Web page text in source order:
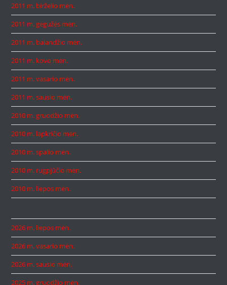
2011 m. birželio mėn.
2011 m. gegužės mėn.
2011 m. balandžio mėn.
2011 m. kovo mėn.
2011 m. vasario mėn.
2011 m. sausio mėn.
2010 m. gruodžio mėn.
2010 m. lapkričio mėn.
2010 m. spalio mėn.
2010 m. rugpjūčio mėn.
2010 m. liepos mėn.
2026 m. liepos mėn.
2026 m. vasario mėn.
2026 m. sausio mėn.
2025 m. gruodžio mėn.